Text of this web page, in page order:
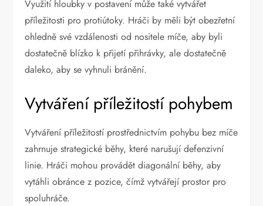
Využití hloubky v postavení může také vytvářet
příležitosti pro protiútoky. Hráči by měli být obezřetní
ohledně své vzdálenosti od nositele míče, aby byli
dostatečně blízko k přijetí přihrávky, ale dostatečně
daleko, aby se vyhnuli bránění.
Vytváření příležitostí pohybem
Vytváření příležitostí prostřednictvím pohybu bez míče
zahrnuje strategické běhy, které narušují defenzivní
linie. Hráči mohou provádět diagonální běhy, aby
vytáhli obránce z pozice, čímž vytvářejí prostor pro
spoluhráče.